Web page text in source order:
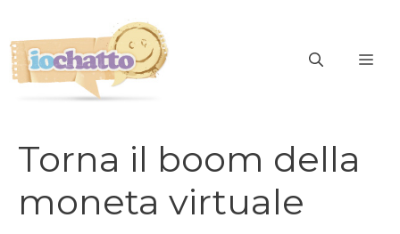
contenuto
Torna il boom della
moneta virtuale